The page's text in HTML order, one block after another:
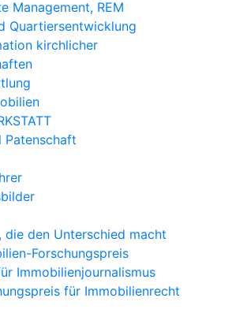
Management, REM
Quartiersentwicklung
kirchlicher
Patenschaft
die den Unterschied macht
Forschungspreis
Immobilienjournalismus
für Immobilienrecht